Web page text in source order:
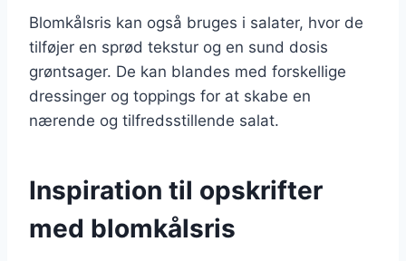
Blomkålsris kan også bruges i salater, hvor de
tilføjer en sprød tekstur og en sund dosis
grøntsager. De kan blandes med forskellige
dressinger og toppings for at skabe en
nærende og tilfredsstillende salat.
Inspiration til opskrifter
med blomkålsris